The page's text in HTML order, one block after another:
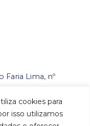
cookies para
isso utilizamos
Faria Lima, nº